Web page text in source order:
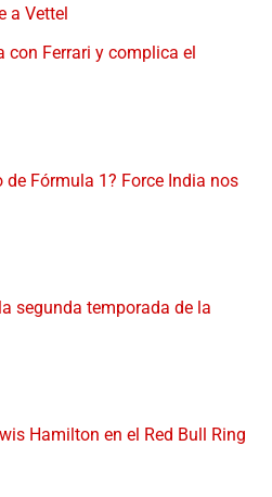
a Vettel
con Ferrari y complica el
Fórmula 1? Force India nos
segunda temporada de la
Hamilton en el Red Bull Ring